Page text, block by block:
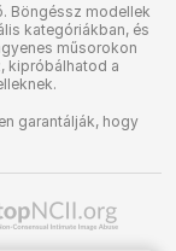
Böngéssz modellek
kategóriákban, és
műsorokon
kipróbálhatod a
garantálják, hogy